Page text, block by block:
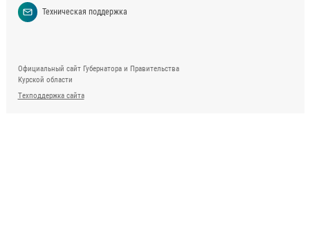
Техническая поддержка
Официальный сайт Губернатора и Правительства
Курской области
Техподдержка сайта